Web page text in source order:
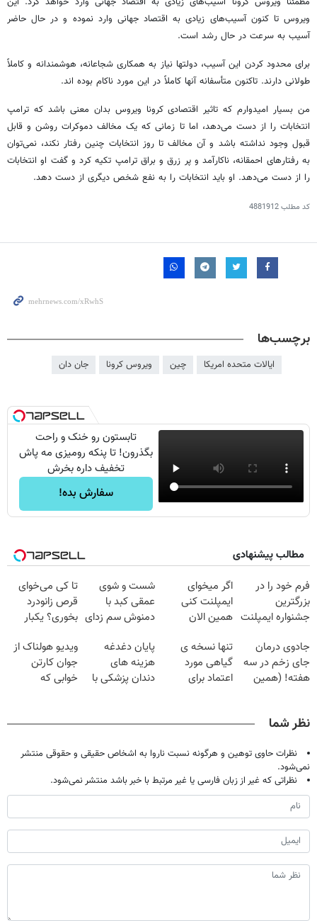
ویروس تا کنون آسیب‌های زیادی به اقتصاد جهانی وارد نموده و در حال حاضر
آسیب به سرعت در حال رشد است.
برای محدود کردن این آسیب، دولتها نیاز به همکاری شجاعانه، هوشمندانه و کاملاً
طولانی دارند. تاکنون متأسفانه آنها کاملاً در این مورد ناکام بوده اند.
من بسیار امیدوارم که تاثیر اقتصادی کرونا ویروس بدان معنی باشد که ترامپ
انتخابات را از دست می‌دهد، اما تا زمانی که یک مخالف دموکرات روشن و قابل
قبول وجود نداشته باشد و آن مخالف تا روز انتخابات چنین رفتار نکند، نمی‌توان
به رفتارهای احمقانه، ناکارآمد و پر زرق و براق ترامپ تکیه کرد و گفت او انتخابات
را از دست می‌دهد. او باید انتخابات را به نفع شخص دیگری از دست دهد.
کد مطلب4881912
برچسب‌ها
ایالات متحده امریکا چین ویروس کرونا جان دان
تابستون رو خنک و راحت
بگذرون! تا پنکه رومیزی مه پاش
تخفیف داره بخرش
سفارش بده!
مطالب پیشنهادی
فرم خود را در
بزرگترین
جشنواره ایمپلنت
فقط ۲۵ میلیون
اگر میخوای
ایمپلنت کنی
همین الان
۲۵ میلیون
تومان!!!
شست و شوی
عمقی کبد با
دمنوش سم زدای
تا کی می‌خوای
قرص زانودرد
بخوری؟ یکبار
کن
جادوی درمان
جای زخم در سه
هفته! (همین
تنها نسخه ی
گیاهی مورد
اعتماد برای
پایان دغدغه
هزینه های
دندان پزشکی با
ویدیو هولناک از
جوان کارتن
خوابی که
نظر شما
نظرات حاوی توهین و هرگونه نسبت ناروا به اشخاص حقیقی و حقوقی منتشر
نمی‌شود.
نظراتی که غیر از زبان فارسی یا غیر مرتبط با خبر باشد منتشر نمی‌شود.